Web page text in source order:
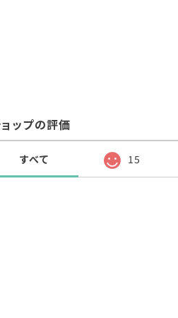
ップの評価
すべて 15